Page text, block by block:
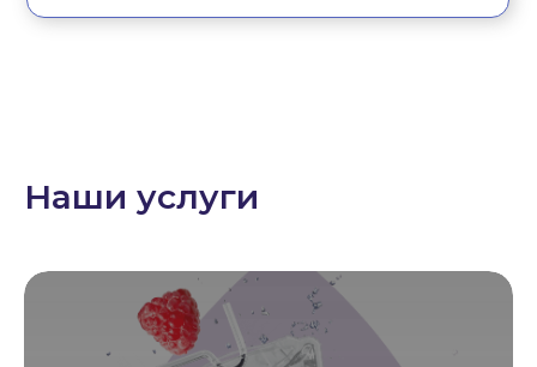
Наши услуги